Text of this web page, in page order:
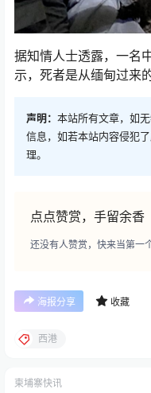
据知情人士透露，一名
示，死者是从缅甸过来的
声明： 本站所有文章，如
信息，如若本站内容侵犯
理。
点点赞赏，手留余香
还没有人赞赏，快来当第一
海报分享 收藏
西港
柬埔寨快讯